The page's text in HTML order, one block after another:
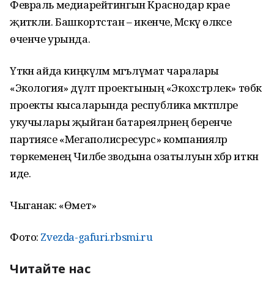
Февраль медиарейтингын Краснодар крае
җитәкли. Башкортстан – икенче, Мәскәү өлкәсе
өченче урында.
Үткән айда киңкүләм мәгълүмат чаралары
«Экология» дәүләт проектының «Экохәстәрлек» төбәк
проекты кысаларында республика мәктәпләре
укучылары җыйган батареяләрнең беренче
партиясе «Мегаполисресурс» компанияләр
төркеменең Чиләбе зводына озатылуын хәбәр иткән
иде.
Чыганак: «Өмет»
Фото: Zvezda-gafuri.rbsmi.ru
Читайте нас